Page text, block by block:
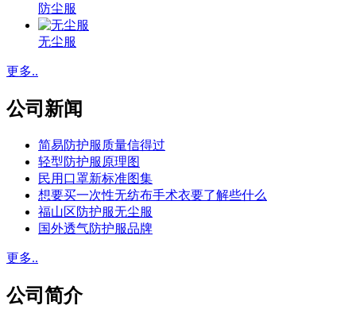
防尘服
无尘服
更多..
公司新闻
简易防护服质量信得过
轻型防护服原理图
民用口罩新标准图集
想要买一次性无纺布手术衣要了解些什么
福山区防护服无尘服
国外透气防护服品牌
更多..
公司简介